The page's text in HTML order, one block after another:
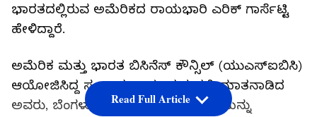
ಭಾರತದಲ್ಲಿರುವ ಅಮೆರಿಕದ ರಾಯಭಾರಿ ಎರಿಕ್‌ ಗಾರ್ಸೆಟ್ಟಿ
ಹೇಳಿದ್ದಾರೆ.
ಅಮೆರಿಕ ಮತ್ತು ಭಾರತ ಬಿಸಿನೆಸ್ ಕೌನ್ಸಿಲ್ (ಯುಎಸ್‌ಐಬಿಸಿ)
ಆಯೋಜಿಸಿದ್ದ ಸಂವಾದ ಕಾರ್ಯಕ್ರಮದಲ್ಲಿ ಮಾತನಾಡಿದ
ಅವರು, ಬೆಂಗಳೂರಿನಲ್ಲಿ ದೂತವಾಸ ಕಚೇರಿಯನ್ನು
Read Full Article